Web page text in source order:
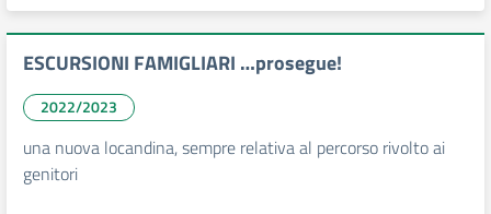
ESCURSIONI FAMIGLIARI …prosegue!
2022/2023
una nuova locandina, sempre relativa al percorso rivolto ai
genitori